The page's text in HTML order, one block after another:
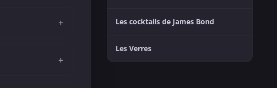
+
+
Les cocktails de James Bond
Les Verres